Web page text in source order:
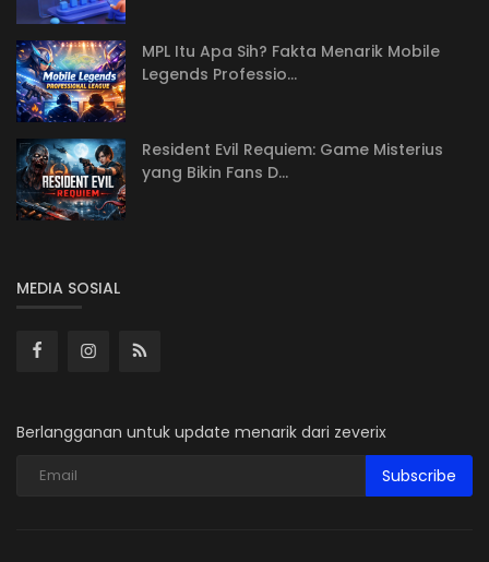
MPL Itu Apa Sih? Fakta Menarik Mobile
Legends Professio...
Resident Evil Requiem: Game Misterius
yang Bikin Fans D...
MEDIA SOSIAL
Berlangganan untuk update menarik dari zeverix
Subscribe